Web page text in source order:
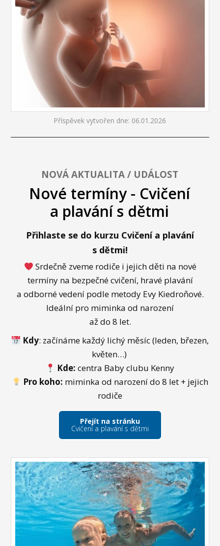
Příspěvek vytvořen dne: 06.01.2026
NOVÁ AKTUALITA / UDÁLOST
Nové termíny - Cvičení
a plavání s dětmi
Přihlaste se do kurzu Cvičení a plavání
s dětmi!
Srdečně zveme rodiče i jejich děti na nové
termíny na bezpečné cvičení, hravé plavání
a odborné vedení podle metody Evy Kiedroňové.
Ideální pro miminka od narození
až do 8 let.
Kdy: začínáme každý lichý měsíc (leden, březen,
květen…)
Kde: centra Baby clubu Kenny
Pro koho: miminka od narození do 8 let + jejich
rodiče
Přejít na stránku
Cvičení a plavání s dětmi